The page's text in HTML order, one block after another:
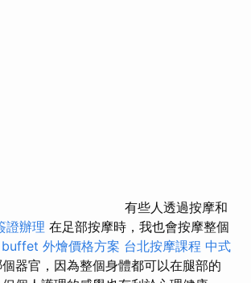
有些人透過按摩和
證辦理 在足部按摩時，我也會按摩整個
外燴價格方案 台北按摩課程 中式
器官，因為整個身體都可以在腿部的